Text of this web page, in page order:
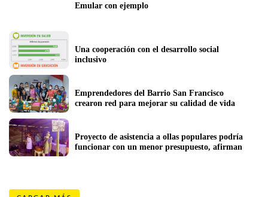
Emular con ejemplo
Una cooperación con el desarrollo social
inclusivo
Emprendedores del Barrio San Francisco
crearon red para mejorar su calidad de vida
Proyecto de asistencia a ollas populares podría
funcionar con un menor presupuesto, afirman